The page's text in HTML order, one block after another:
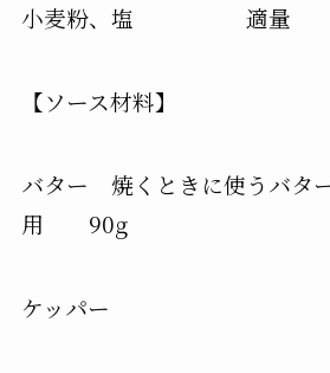
小麦粉、塩 適量
【ソース材料】
バター 焼くときに使うバタ
用 90g
ケッパ